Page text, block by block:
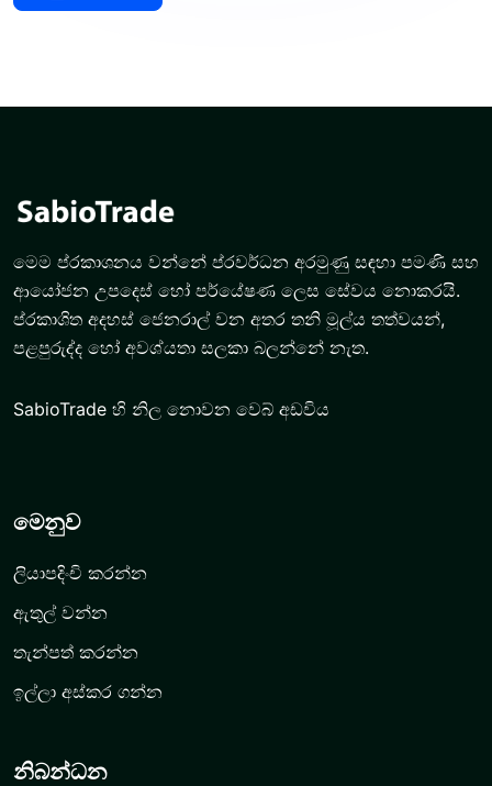
මෙම ප්රකාශනය වන්නේ ප්රවර්ධන අරමුණු සඳහා පමණි සහ
ආයෝජන උපදෙස් හෝ පර්යේෂණ ලෙස සේවය නොකරයි.
ප්රකාශිත අදහස් ජෙනරාල් වන අතර තනි මූල්ය තත්වයන්,
පළපුරුද්ද හෝ අවශ්යතා සලකා බලන්නේ නැත.
SabioTrade හි නිල නොවන වෙබ් අඩවිය
මෙනුව
ලියාපදිංචි කරන්න
ඇතුල් වන්න
තැන්පත් කරන්න
ඉල්ලා අස්කර ගන්න
නිබන්ධන